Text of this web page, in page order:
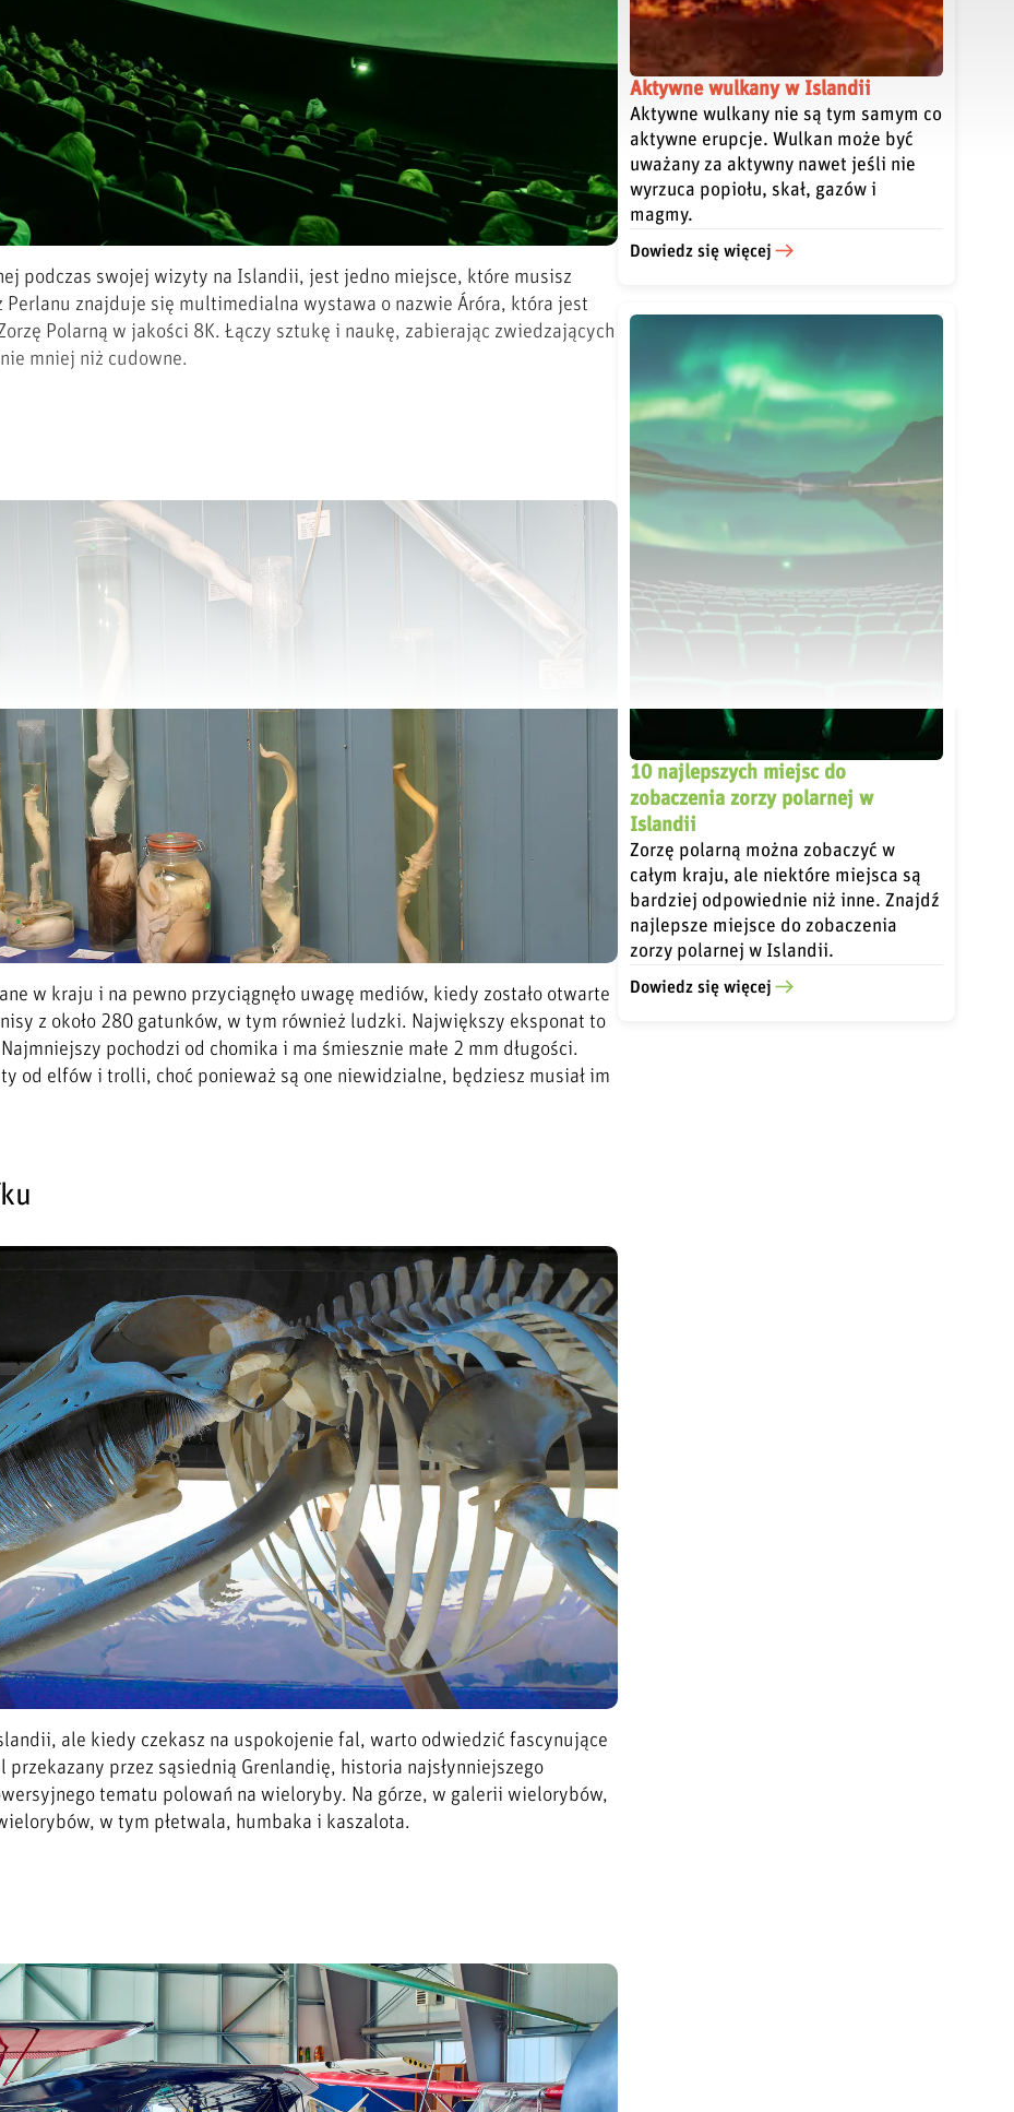
podczas swojej wizyty na Islandii, jest jedno miejsce, które musisz
znajduje się multimedialna wystawa o nazwie Áróra, która jest
Polarną w jakości 8K. Łączy sztukę i naukę, zabierając zwiedzających
mniej niż cudowne.
w kraju i na pewno przyciągnęło uwagę mediów, kiedy zostało otwarte
z około 280 gatunków, w tym również ludzki. Największy eksponat to
pochodzi od chomika i ma śmiesznie małe 2 mm długości.
od elfów i trolli, choć ponieważ są one niewidzialne, będziesz musiał im
ale kiedy czekasz na uspokojenie fal, warto odwiedzić fascynujące
przez sąsiednią Grenlandię, historia najsłynniejszego
tematu polowań na wieloryby. Na górze, w galerii wielorybów,
w tym płetwala, humbaka i kaszalota.
Aktywne wulkany w Islandii
Aktywne wulkany nie są tym samym co
aktywne erupcje. Wulkan może być
uważany za aktywny nawet jeśli nie
wyrzuca popiołu, skał, gazów i
magmy.
Dowiedz się więcej
10 najlepszych miejsc do
zobaczenia zorzy polarnej w
Islandii
Zorzę polarną można zobaczyć w
całym kraju, ale niektóre miejsca są
bardziej odpowiednie niż inne. Znajdź
najlepsze miejsce do zobaczenia
zorzy polarnej w Islandii.
Dowiedz się więcej